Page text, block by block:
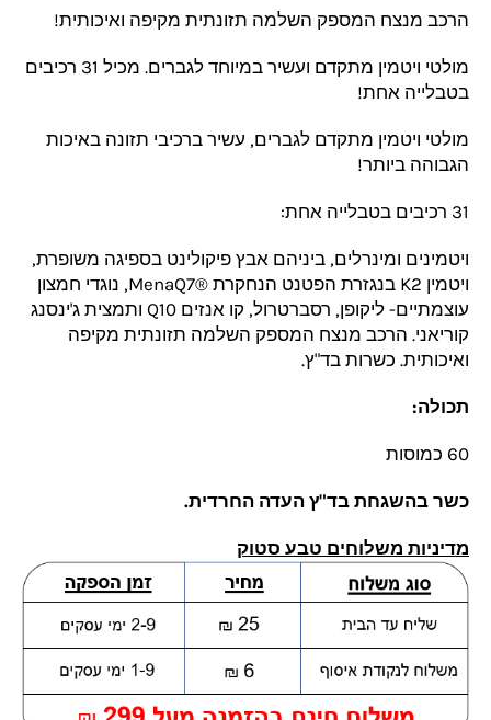
הרכב מנצח המספק השלמה תזונתית מקיפה ואיכותית!
מולטי ויטמין מתקדם ועשיר במיוחד לגברים. מכיל 31 רכיבים
בטבלייה אחת!
מולטי ויטמין מתקדם לגברים, עשיר ברכיבי תזונה באיכות
הגבוהה ביותר!
31 רכיבים בטבלייה אחת:
ויטמינים ומינרלים, ביניהם אבץ פיקולינט בספיגה משופרת,
ויטמין K2 בנגזרת הפטנט הנחקרת ®MenaQ7, נוגדי חמצון
עוצמתיים- ליקופן, רסברטרול, קו אנזים Q10 ותמצית ג'ינסנג
קוריאני. הרכב מנצח המספק השלמה תזונתית מקיפה
ואיכותית. כשרות בד"ץ.
תכולה:
60 כמוסות
כשר בהשגחת בד"ץ העדה החרדית.
מדיניות משלוחים טבע סטוק